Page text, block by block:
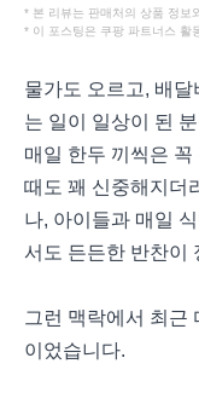
* 본 리뷰는 판매처의 상품 정보
* 이 포스팅은 쿠팡 파트너스 활
물가도 오르고, 배
는 일이 일상이 된
매일 한두 끼씩은
때도 꽤 신중해지더
나, 아이들과 매일
서도 든든한 반찬이
그런 맥락에서 최근
이었습니다.